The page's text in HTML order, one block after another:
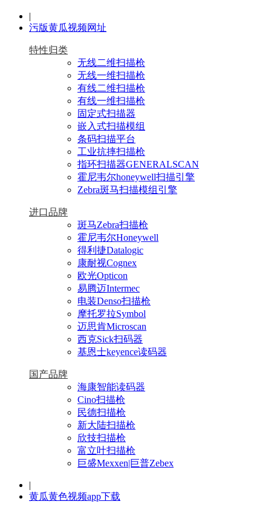
|
污版黄瓜视频网址
特性归类
无线二维扫描枪
无线一维扫描枪
有线二维扫描枪
有线一维扫描枪
固定式扫描器
嵌入式扫描模组
条码扫描平台
工业抗摔扫描枪
指环扫描器GENERALSCAN
霍尼韦尔honeywell扫描引擎
Zebra斑马扫描模组引擎
进口品牌
斑马Zebra扫描枪
霍尼韦尔Honeywell
得利捷Datalogic
康耐视Cognex
欧光Opticon
易腾迈Intermec
电装Denso扫描枪
摩托罗拉Symbol
迈思肯Microscan
西克Sick扫码器
基恩士keyence读码器
国产品牌
海康智能读码器
Cino扫描枪
民德扫描枪
新大陆扫描枪
欣技扫描枪
富立叶扫描枪
巨盛Mexxen|巨普Zebex
|
黄瓜黄色视频app下载